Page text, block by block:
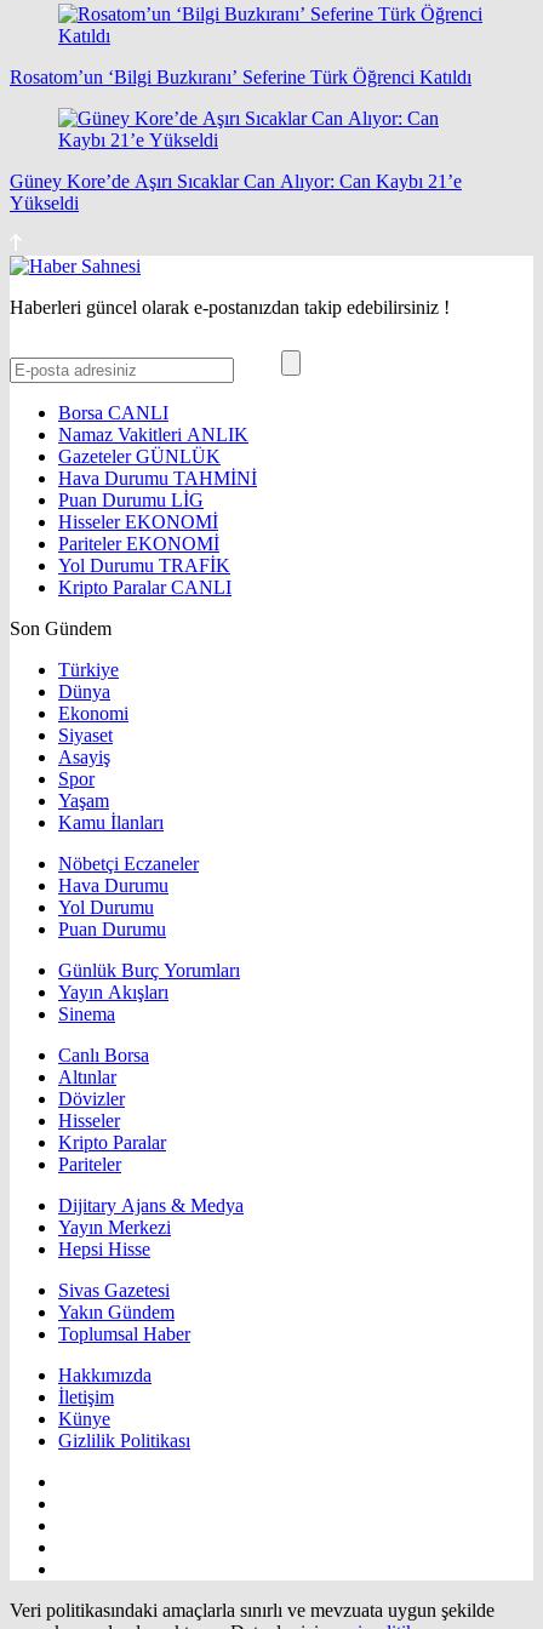
Rosatom’un ‘Bilgi Buzkıranı’ Seferine Türk Öğrenci Katıldı
Güney Kore’de Aşırı Sıcaklar Can Alıyor: Can Kaybı 21’e
Yükseldi
Haberleri güncel olarak e-postanızdan takip edebilirsiniz !
Borsa CANLI
Namaz Vakitleri ANLIK
GazetelerGÜNLÜK
Hava Durumu TAHMİNİ
Puan Durumu LİG
HisselerEKONOMİ
ParitelerEKONOMİ
Yol Durumu TRAFİK
Kripto ParalarCANLI
Son Gündem
Türkiye
Dünya
Ekonomi
Siyaset
Asayiş
Spor
Yaşam
Kamu İlanları
Nöbetçi Eczaneler
Hava Durumu
Yol Durumu
Puan Durumu
Günlük Burç Yorumları
Yayın Akışları
Sinema
Canlı Borsa
Altınlar
Dövizler
Hisseler
Kripto Paralar
Pariteler
Dijitary Ajans & Medya
Yayın Merkezi
Hepsi Hisse
Sivas Gazetesi
Yakın Gündem
Toplumsal Haber
Hakkımızda
İletişim
Künye
Gizlilik Politikası
Veri politikasındaki amaçlarla sınırlı ve mevzuata uygun şekilde